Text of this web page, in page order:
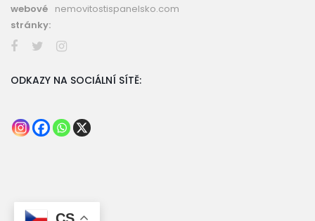
webové
stránky:
nemovitostispanelsko.com
ODKAZY NA SOCIÁLNÍ SÍTĚ: